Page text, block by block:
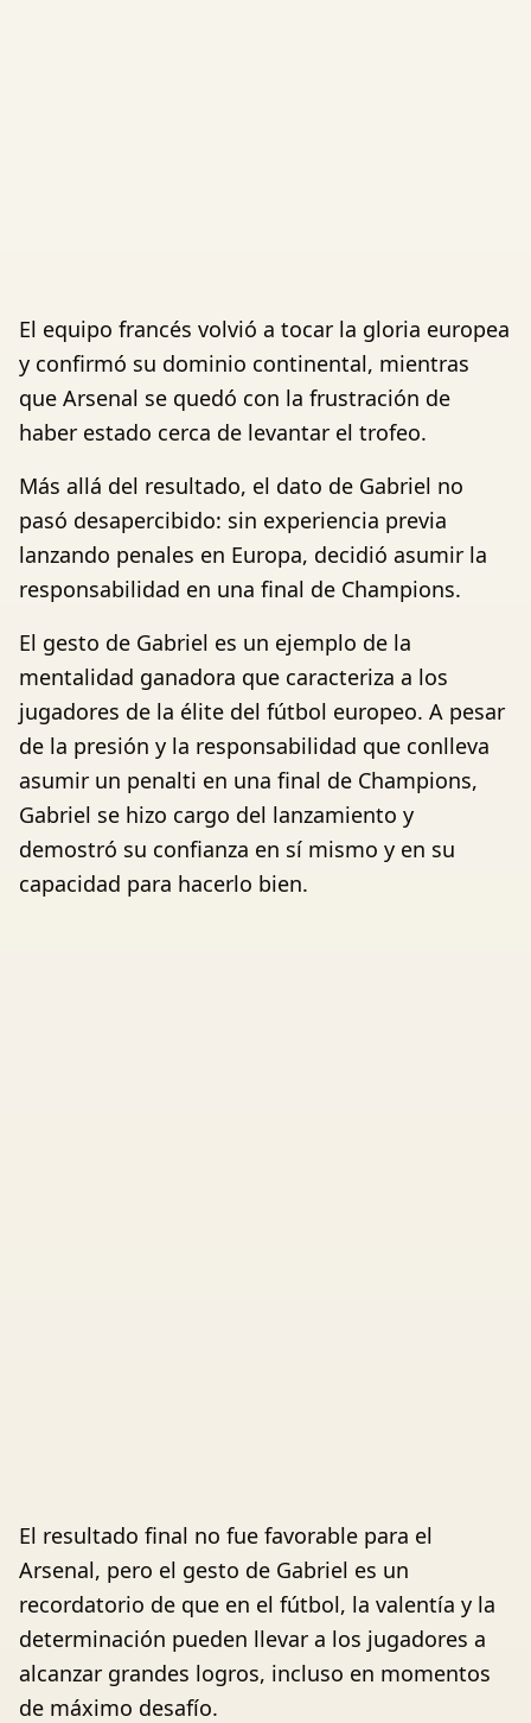
El equipo francés volvió a tocar la gloria europea
y confirmó su dominio continental, mientras
que Arsenal se quedó con la frustración de
haber estado cerca de levantar el trofeo.
Más allá del resultado, el dato de Gabriel no
pasó desapercibido: sin experiencia previa
lanzando penales en Europa, decidió asumir la
responsabilidad en una final de Champions.
El gesto de Gabriel es un ejemplo de la
mentalidad ganadora que caracteriza a los
jugadores de la élite del fútbol europeo. A pesar
de la presión y la responsabilidad que conlleva
asumir un penalti en una final de Champions,
Gabriel se hizo cargo del lanzamiento y
demostró su confianza en sí mismo y en su
capacidad para hacerlo bien.
El resultado final no fue favorable para el
Arsenal, pero el gesto de Gabriel es un
recordatorio de que en el fútbol, la valentía y la
determinación pueden llevar a los jugadores a
alcanzar grandes logros, incluso en momentos
de máximo desafío.